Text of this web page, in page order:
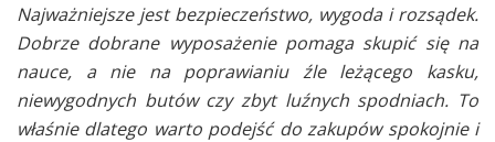
Najważniejsze jest bezpieczeństwo, wygoda i rozsądek.
Dobrze dobrane wyposażenie pomaga skupić się na
nauce, a nie na poprawianiu źle leżącego kasku,
niewygodnych butów czy zbyt luźnych spodniach. To
właśnie dlatego warto podejść do zakupów spokojnie i